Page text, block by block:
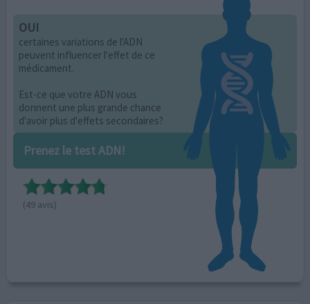
OUI
certaines variations de l'ADN
peuvent influencer l'effet de ce
médicament.
Est-ce que votre ADN vous
donnent une plus grande chance
d'avoir plus d'effets secondaires?
Prenez le test ADN!
(49 avis)